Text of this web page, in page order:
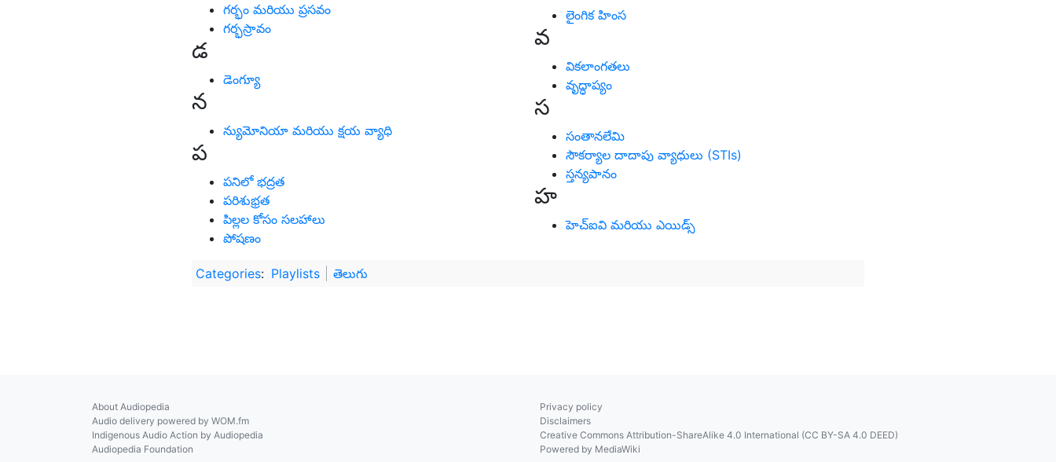
గర్భం మరియు ప్రసవం
గర్భస్రావం
డ
డెంగ్యూ
న
న్యుమోనియా మరియు క్షయ వ్యాధి
ప
పనిలో భద్రత
పరిశుభ్రత
పిల్లల కోసం సలహాలు
పోషణం
లైంగిక హింస
వ
వికలాంగతలు
వృద్ధాప్యం
స
సంతానలేమి
సౌకర్యాల దాదాపు వ్యాధులు (STIs)
స్తన్యపానం
హ
హెచ్ఐవి మరియు ఎయిడ్స్
Categories: Playlists తెలుగు
About Audiopedia
Audio delivery powered by WOM.fm
Indigenous Audio Action by Audiopedia
Audiopedia Foundation
Privacy policy
Disclaimers
Creative Commons Attribution-ShareAlike 4.0 International (CC BY-SA 4.0 DEED)
Powered by MediaWiki